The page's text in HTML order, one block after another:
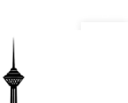
خرید ضد یخ